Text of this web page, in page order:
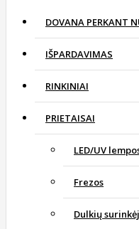
DOVANA PERKANT
IŠPARDAVIMAS
RINKINIAI
PRIETAISAI
LED/UV
Frezos
Dulkių